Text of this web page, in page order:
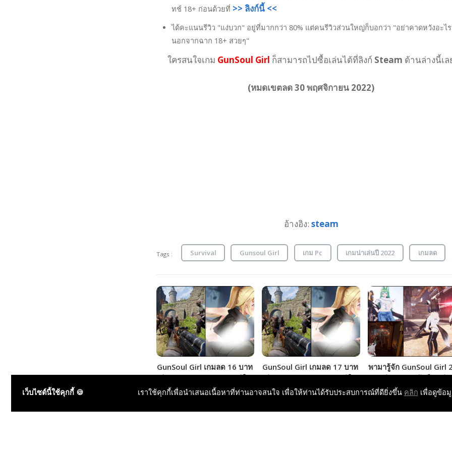
ทช์ 18+ ก่อนด้วยที่ >> ลิงก์นี้ <<
ได้คะแนนรีวิว "แง่บวก" อยู่ที่มากกว่า 80% แต่คนรีวิวส่วนใหญ่ก็บอกว่า "อย่าคาดหวังอะไ
นอกจากฉาก 18+ สวยๆ"
ใครสนใจเกม GunSoul Girl ก็สามารถไปซื้อเล่นได้ที่ลิงก์ Steam ด้านล่างนี้เล
(หมดเขตลด 30 พฤศจิกายน 2022)
อ้างอิง: steam
Tags : Survival Gunsoul Girl เกม Pc เกมน่าเล่นปี 2022 เกมลด
GunSoul Girl เกมลด 16 บาท
เล่นแบบ Left 4 Dead แต่ติด
เรท 18+ กับ 3 สาวฮีโร่!!!
GunSoul Girl เกมลด 17 บาท
เล่นแบบ Left 4 Dead แต่ติด
เรท 18+ กับ 3 สาวฮีโร่!!!
พามารู้จัก GunSoul Girl 2
ภาคต่อเกมสาวจับปืนถล่ม
กาย และติดเรท 18+!!!
เว็บไซต์นี้ใช้คุกกี้ 🍪 เราใช้คุกกี้เพื่อนำเสนอเนื้อหาที่ท่านอาจสนใจ เพื่อให้ท่านได้รับประสบการณ์ที่ดียิ่งขึ้น คลิก เพื่อดูข้อ